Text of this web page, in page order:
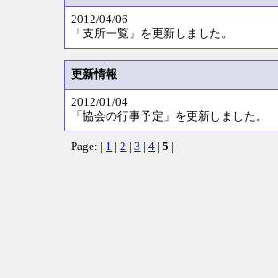
2012/04/06
「支所一覧」を更新しました。
更新情報
2012/01/04
「協会の行事予定」を更新しました。
Page: | 1 |2 |3 |4 |5